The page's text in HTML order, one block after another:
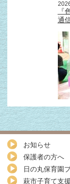
『
通
お知らせ
保護者の方へ
日の丸保育園
萩市子育て支